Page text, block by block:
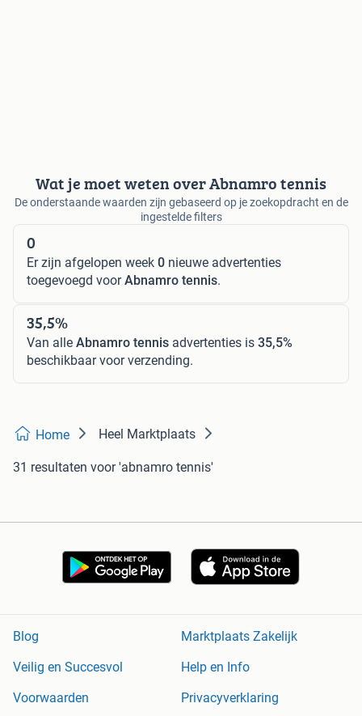
Wat je moet weten over Abnamro tennis
De onderstaande waarden zijn gebaseerd op je zoekopdracht en de
ingestelde filters
0
Er zijn afgelopen week 0 nieuwe advertenties
toegevoegd voorAbnamro tennis.
35,5%
Van alle Abnamro tennis advertenties is 35,5%
beschikbaar voor verzending.
Home Heel Marktplaats
31 resultaten voor 'abnamro tennis'
Blog
Marktplaats Zakelijk
Veilig en Succesvol
Help en Info
Voorwaarden
Privacyverklaring